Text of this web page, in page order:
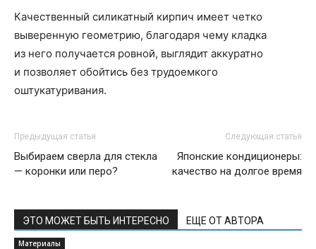
Качественный силикатный кирпич имеет четко
выверенную геометрию, благодаря чему кладка
из него получается ровной, выглядит аккуратно
и позволяет обойтись без трудоемкого
оштукатуривания.
Предыдущая статья
Выбираем сверла для стекла
— коронки или перо?
Следующая статья
Японские кондиционеры:
качество на долгое время
ЭТО МОЖЕТ БЫТЬ ИНТЕРЕСНО ЕЩЕ ОТ АВТОРА
Материалы